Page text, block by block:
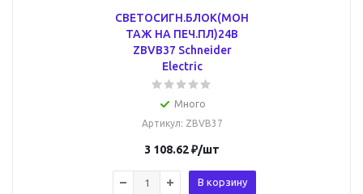
СВЕТОСИГН.БЛОК(МОН
ТАЖ НА ПЕЧ.ПЛ)24В
ZBVB37 Schneider
Electric
Много
Артикул: ZBVB37
3 108.62₽/шт
В корзину